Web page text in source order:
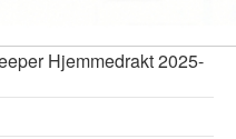
Hjemmedrakt 2025-